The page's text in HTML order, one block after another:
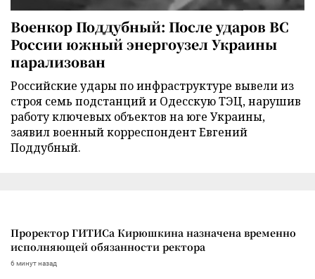
Военкор Поддубный: После ударов ВС
России южный энергоузел Украины
парализован
Российские удары по инфраструктуре вывели из
строя семь подстанций и Одесскую ТЭЦ, нарушив
работу ключевых объектов на юге Украины,
заявил военный корреспондент Евгений
Поддубный.
Проректор ГИТИСа Кирюшкина назначена временно
исполняющей обязанности ректора
6 минут назад